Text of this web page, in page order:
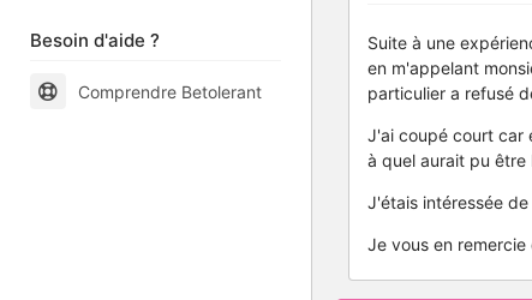
Besoin d'aide ?
Comprendre Betolerant
Suite à une
en m'appelant
particulier a refusé
J'ai coupé court car
à quel aurait pu être
J'étais intéressée
Je vous en